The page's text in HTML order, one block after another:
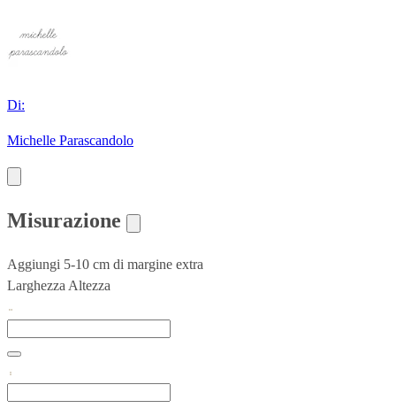
Di:
Michelle Parascandolo
Misurazione
Aggiungi 5-10 cm di margine extra
Larghezza Altezza